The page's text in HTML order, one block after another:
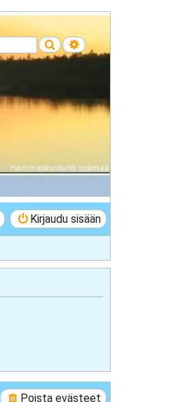
Etsi Tarkennettu haku
Kirjaudu sisään
Poista evästeet